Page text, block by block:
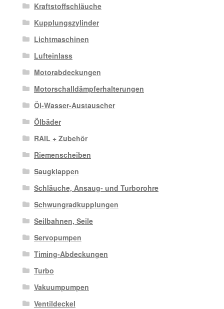
Kraftstoffschläuche
Kupplungszylinder
Lichtmaschinen
Lufteinlass
Motorabdeckungen
Motorschalldämpferhalterungen
Öl-Wasser-Austauscher
Ölbäder
RAIL + Zubehör
Riemenscheiben
Saugklappen
Schläuche, Ansaug- und Turborohre
Schwungradkupplungen
Seilbahnen, Seile
Servopumpen
Timing-Abdeckungen
Turbo
Vakuumpumpen
Ventildeckel